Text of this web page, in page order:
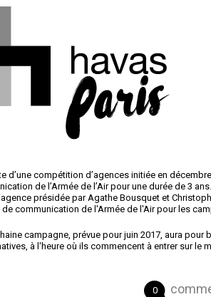
d’une compétition d’agences initiée en
de l’Armée de l’Air pour une durée de 3
présidée par Agathe Bousquet et
communication de l'Armée de l'Air pour les
campagne, prévue pour juin 2017, aura
à l'heure où ils commencent à entrer sur le
0